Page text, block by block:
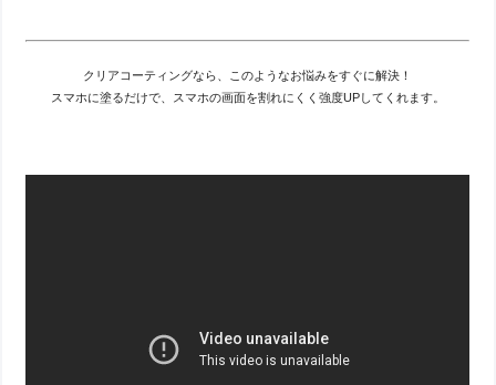
クリアコーティングなら、このようなお悩みをすぐに解決！
スマホに塗るだけで、スマホの画面を割れにくく強度UPしてくれます。